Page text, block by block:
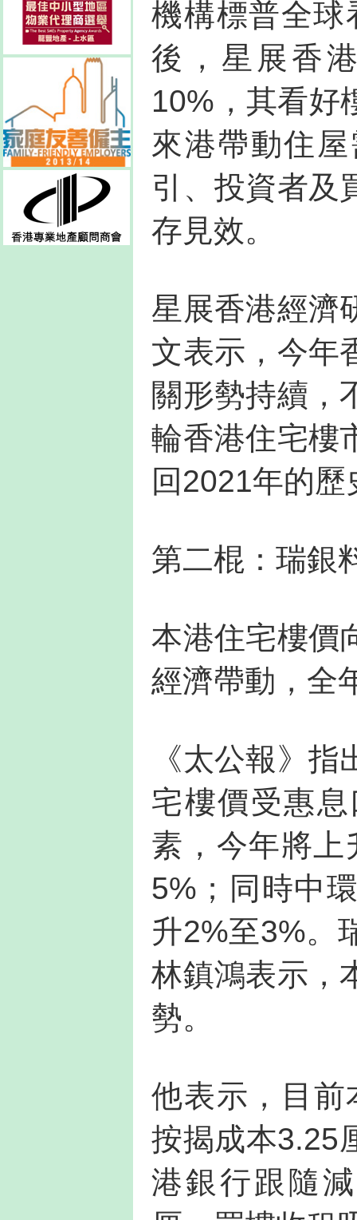
機構標普全球
後，星展香
10%，其看好
來港帶動住
引、投資者及
存見效。
星展香港經濟
文表示，今年
關形勢持續，
輪香港住宅樓
回2021年的歷
第二棍：瑞銀
本港住宅樓價
經濟帶動，全
《太公報》
宅樓價受惠
素，今年將上
5%；同時中
升2%至3%。
林鎮鴻表示，
勢。
他表示，目前
按揭成本3.25
港銀行跟隨